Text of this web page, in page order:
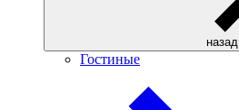
назад
Гостиные